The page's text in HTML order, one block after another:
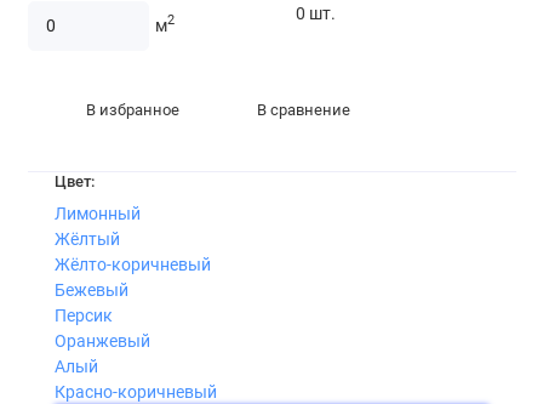
м2
0 шт.
В избранное В сравнение
Цвет:
Лимонный
Жёлтый
Жёлто-коричневый
Бежевый
Персик
Оранжевый
Алый
Красно-коричневый